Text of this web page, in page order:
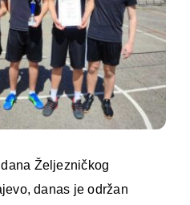
Željezničkog
danas je održan